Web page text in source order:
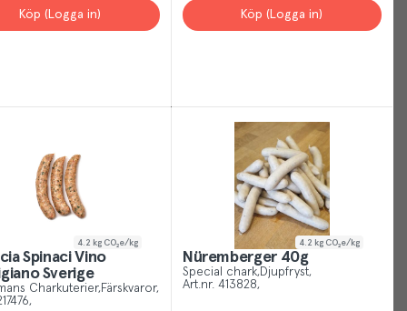
Köp (Logga in)
Köp (Logga in)
4.2 kg CO₂e/kg
Spinaci Vino
Sverige
Charkuterier Färskvaror
4.2 kg CO₂e/kg
Nüremberger 40g
Special chark Djupfryst
Art.nr. 413828